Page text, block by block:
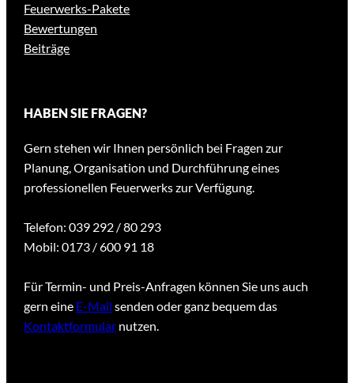
Feuerwerks-Pakete
Bewertungen
Beiträge
HABEN SIE FRAGEN?
Gern stehen wir Ihnen persönlich bei Fragen zur
Planung, Organisation und Durchführung eines
professionellen Feuerwerks zur Verfügung.
Telefon: 039 292 / 80 293
Mobil: 0173 / 600 91 18
Für Termin- und Preis-Anfragen können Sie uns auch
gern eine E-Mail senden oder ganz bequem das
Kontaktformular nutzen.